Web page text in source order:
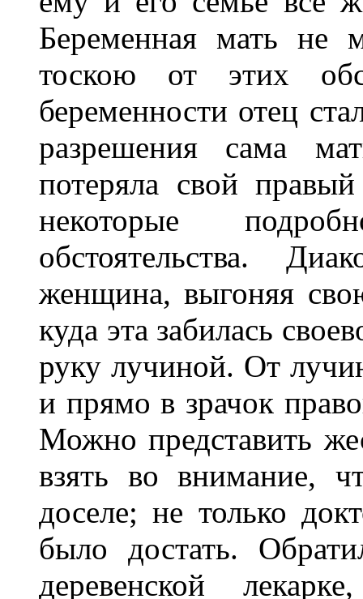
Беременная мать не
тоскою от этих
беременности отец
разрешения сама
потеряла свой
некоторые
обстоятельства.
женщина, выгоняя
куда эта забилась
руку лучиной. От
и прямо в зрачок
Можно представить
взять во внимание,
доселе; не только
было достать.
деревенской